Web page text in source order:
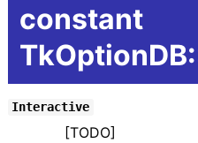
constant
Interactive
[TODO]